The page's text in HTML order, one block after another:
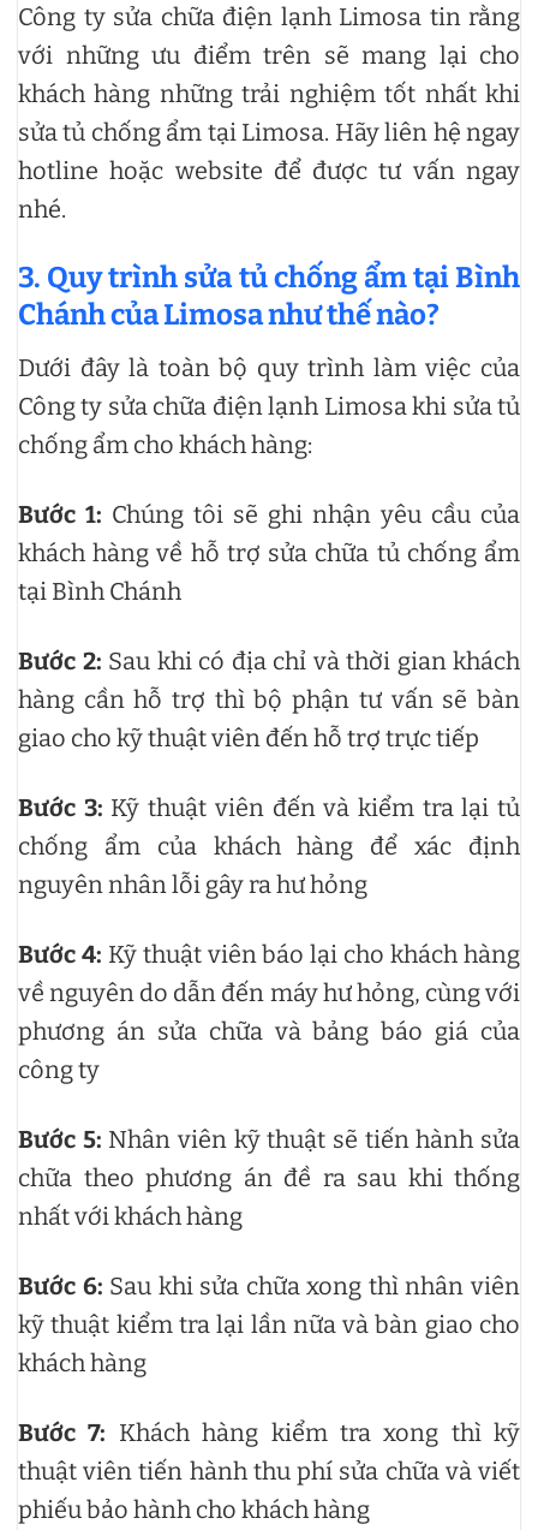
Công ty sửa chữa điện lạnh Limosa tin rằng
với những ưu điểm trên sẽ mang lại cho
khách hàng những trải nghiệm tốt nhất khi
sửa tủ chống ẩm tại Limosa. Hãy liên hệ ngay
hotline hoặc website để được tư vấn ngay
nhé.
3. Quy trình sửa tủ chống ẩm tại Bình
Chánh của Limosa như thế nào?
Dưới đây là toàn bộ quy trình làm việc của
Công ty sửa chữa điện lạnh Limosa khi sửa tủ
chống ẩm cho khách hàng:
Bước 1: Chúng tôi sẽ ghi nhận yêu cầu của
khách hàng về hỗ trợ sửa chữa tủ chống ẩm
tại Bình Chánh
Bước 2: Sau khi có địa chỉ và thời gian khách
hàng cần hỗ trợ thì bộ phận tư vấn sẽ bàn
giao cho kỹ thuật viên đến hỗ trợ trực tiếp
Bước 3: Kỹ thuật viên đến và kiểm tra lại tủ
chống ẩm của khách hàng để xác định
nguyên nhân lỗi gây ra hư hỏng
Bước 4: Kỹ thuật viên báo lại cho khách hàng
về nguyên do dẫn đến máy hư hỏng, cùng với
phương án sửa chữa và bảng báo giá của
công ty
Bước 5: Nhân viên kỹ thuật sẽ tiến hành sửa
chữa theo phương án đề ra sau khi thống
nhất với khách hàng
Bước 6: Sau khi sửa chữa xong thì nhân viên
kỹ thuật kiểm tra lại lần nữa và bàn giao cho
khách hàng
Bước 7: Khách hàng kiểm tra xong thì kỹ
thuật viên tiến hành thu phí sửa chữa và viết
phiếu bảo hành cho khách hàng